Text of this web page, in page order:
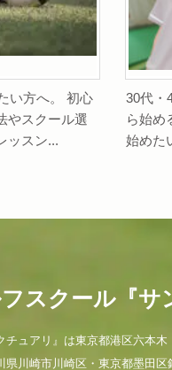
い方へ。 初心
やスクール選
ッスン...
30代・
ら始め
始めた
スクール『サ
ュアリ』は東京都港区六本
県川崎市川崎区・東京都墨田